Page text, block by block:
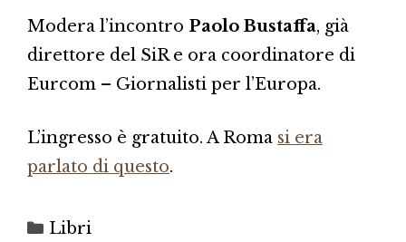
Modera l’incontro Paolo Bustaffa, già
direttore del SiR e ora coordinatore di
Eurcom – Giornalisti per l’Europa.
L’ingresso è gratuito. A Roma si era
parlato di questo.
Categorie
Libri